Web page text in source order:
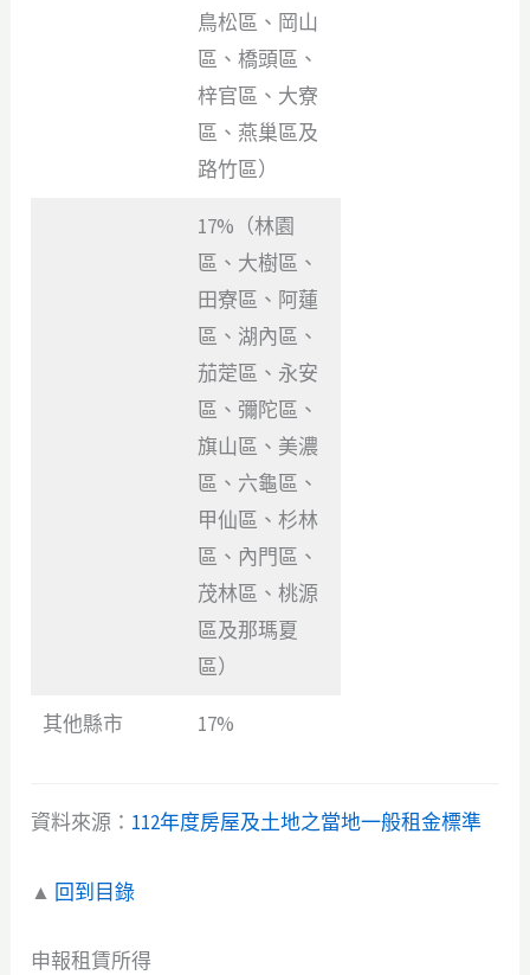
鳥松區、岡山
區、橋頭區、
梓官區、大寮
區、燕巢區及
路竹區）
17%（林園
區、大樹區、
田寮區、阿蓮
區、湖內區、
茄萣區、永安
區、彌陀區、
旗山區、美濃
區、六龜區、
甲仙區、杉林
區、內門區、
茂林區、桃源
區及那瑪夏
區）
其他縣市 17%
資料來源： 112年度房屋及土地之當地一般租金標準
▲ 回到目錄
申報租賃所得